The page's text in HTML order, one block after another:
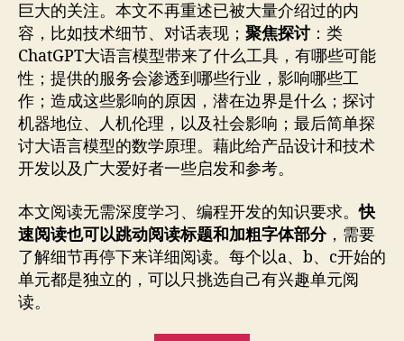
巨大的关注。本文不再重述已被大量介绍过的内
容，比如技术细节、对话表现； 聚焦探讨：类
ChatGPT大语言模型带来了什么工具，有哪些可能
性；提供的服务会渗透到哪些行业，影响哪些工
作；造成这些影响的原因，潜在边界是什么；探讨
机器地位、人机伦理，以及社会影响；最后简单探
讨大语言模型的数学原理。藉此给产品设计和技术
开发以及广大爱好者一些启发和参考。
本文阅读无需深度学习、编程开发的知识要求。快
速阅读也可以跳动阅读标题和加粗字体部分，需要
了解细节再停下来详细阅读。每个以a、b、c开始的
单元都是独立的，可以只挑选自己有兴趣单元阅
读。